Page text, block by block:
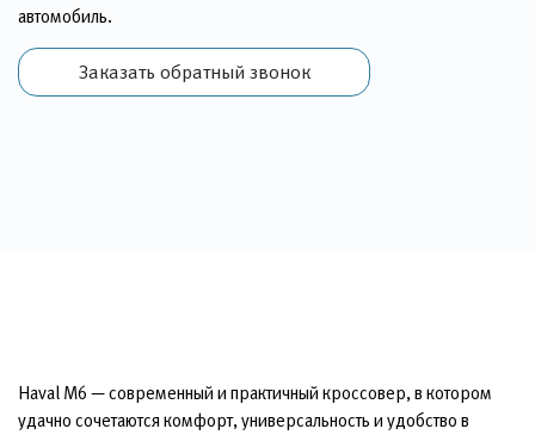
автомобиль.
Заказать обратный звонок
Haval M6 — современный и практичный кроссовер, в котором
удачно сочетаются комфорт, универсальность и удобство в